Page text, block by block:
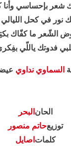
شعر بإحساسي وأنا
نور في كحل الليالي
الشّعر ما كفّاك
فدوتك ياللّي
السماوي نداوي
الحان البحر
توزيعحاتم منصور
كلمات اصايل